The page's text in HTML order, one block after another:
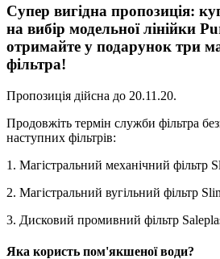
Супер вигідна пропозиція:
на вибір модельної лінійки
отримайте у подарунок три
фільтра!
Пропозиція дійсна до 20.11.20.
Продовжіть термін служби фільтра
наступних фільтрів:
1. Магістральний механічний фільтр
2. Магістральний вугільний фільтр
3. Дисковий промивний фільтр
Яка користь пом'якшеної води?